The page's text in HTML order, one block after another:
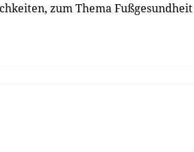
zum Thema Fußgesundheit